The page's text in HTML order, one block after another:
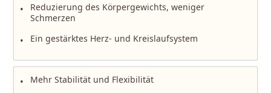
Team
Kontakt
Gutscheine
•
Reduzierung des Körpergewichts, weniger
Schmerzen
• Ein gestärktes Herz- und Kreislaufsystem
• Mehr Stabilität und Flexibilität